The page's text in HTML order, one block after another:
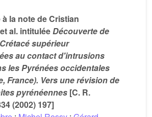
la note de Cristian
al. intituléeDécouverte de
supérieur
au contact d'intrusions
les Pyrénées occidentales
France). Vers une révision de
pyrénéennes [C. R.
(2002) 197]